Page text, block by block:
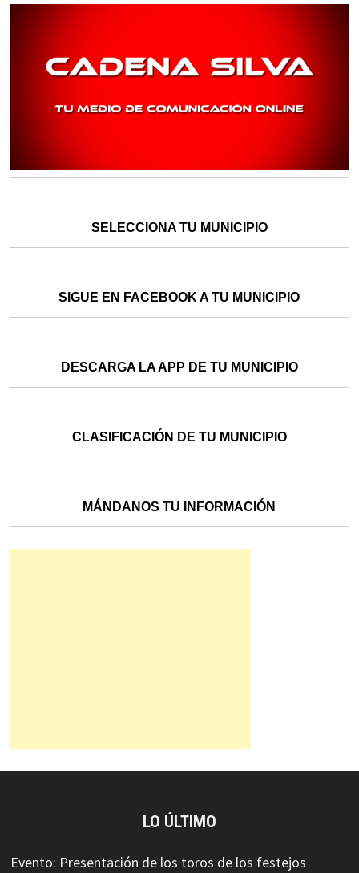
SELECCIONA TU MUNICIPIO
SIGUE EN FACEBOOK A TU MUNICIPIO
DESCARGA LA APP DE TU MUNICIPIO
CLASIFICACIÓN DE TU MUNICIPIO
MÁNDANOS TU INFORMACIÓN
LO ÚLTIMO
Evento: Presentación de los toros de los festejos